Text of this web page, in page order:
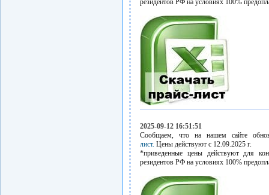
резидентов РФ на условиях 100%
2025-09-12 16:51:51
Сообщаем, что на нашем сайте
лист. Цены действуют с 12.09.2025 г.
*приведенные цены действуют для
резидентов РФ на условиях 100%